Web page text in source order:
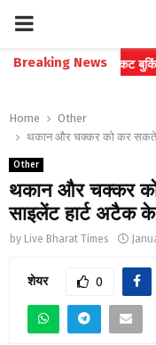
PRIMARY
MENU
Breaking News
करें फास्ट टिकट बुकिंग
Home
Other
थकान और चक्कर को कर सकते
Other
थकान और चक्कर
साइलेंट हार्ट अटैक
by Live Bharat Times
शेयर 0